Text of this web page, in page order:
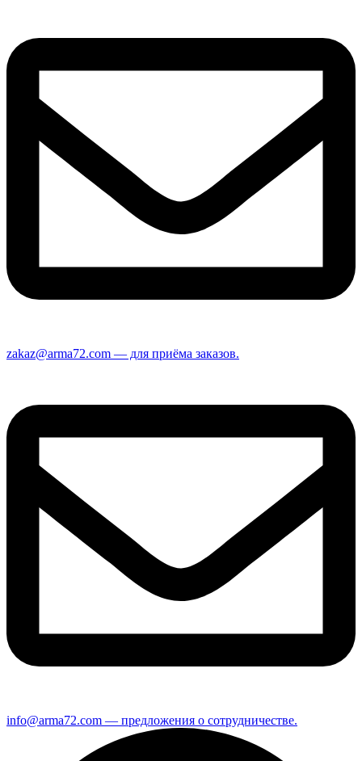
zakaz@arma72.com — для приёма заказов.
info@arma72.com — предложения о сотрудничестве.